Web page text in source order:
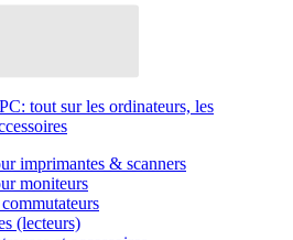
tout sur les ordinateurs, les
imprimantes & scanners
moniteurs
(lecteurs)